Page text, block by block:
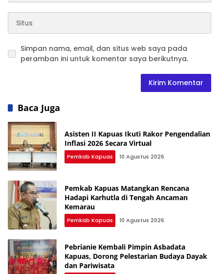
Simpan nama, email, dan situs web saya pada
peramban ini untuk komentar saya berikutnya.
Baca Juga
Asisten II Kapuas Ikuti Rakor Pengendalian
Inflasi 2026 Secara Virtual
Pemkab Kapuas 10 Agustus 2026
Pemkab Kapuas Matangkan Rencana
Hadapi Karhutla di Tengah Ancaman
Kemarau
Pemkab Kapuas 10 Agustus 2026
Pebrianie Kembali Pimpin Asbadata
Kapuas, Dorong Pelestarian Budaya Dayak
dan Pariwisata